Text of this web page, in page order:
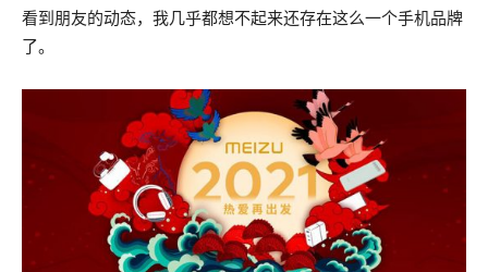
看到朋友的动态，我几乎都想不起来还存在这么一个手机品牌
了。